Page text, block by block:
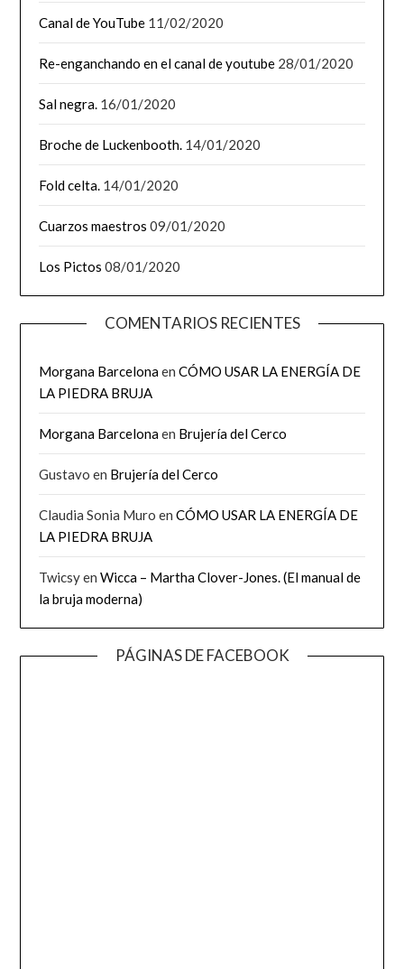
Canal de YouTube 11/02/2020
Re-enganchando en el canal de youtube 28/01/2020
Sal negra. 16/01/2020
Broche de Luckenbooth. 14/01/2020
Fold celta. 14/01/2020
Cuarzos maestros 09/01/2020
Los Pictos 08/01/2020
COMENTARIOS RECIENTES
Morgana BarcelonaenCÓMO USAR LA ENERGÍA DE
LA PIEDRA BRUJA
Morgana Barcelonaen Brujería del Cerco
Gustavo en Brujería del Cerco
Claudia Sonia Muro enCÓMO USAR LA ENERGÍA DE
LA PIEDRA BRUJA
TwicsyenWicca – Martha Clover-Jones. (El manual de
la bruja moderna)
PÁGINAS DE FACEBOOK